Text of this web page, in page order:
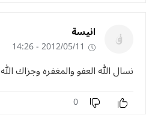
انيسة
2012/05/11 - 14:26
نسال الله العفو والمغفره وجزاك
0